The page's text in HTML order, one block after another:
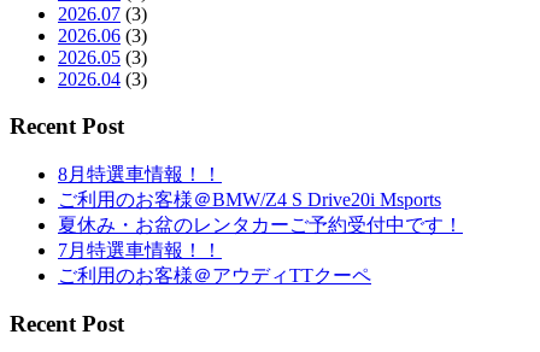
2026.07 (3)
2026.06 (3)
2026.05 (3)
2026.04 (3)
Recent Post
8月特選車情報！！
ご利用のお客様＠BMW/Z4 S Drive20i Msports
夏休み・お盆のレンタカーご予約受付中です！
7月特選車情報！！
ご利用のお客様＠アウディTTクーペ
Recent Post